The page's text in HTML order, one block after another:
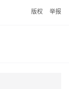
版权 举报